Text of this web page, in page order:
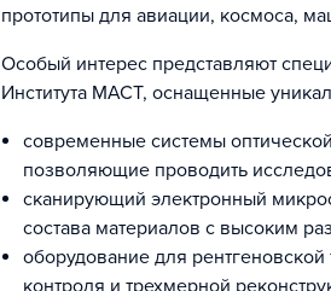
прототипы для авиации, космоса,
Особый интерес представляют
Института МАСТ, оснащенные
современные системы
позволяющие проводить
сканирующий электронный
состава материалов с высоким
оборудование для
контроля и трехмерной